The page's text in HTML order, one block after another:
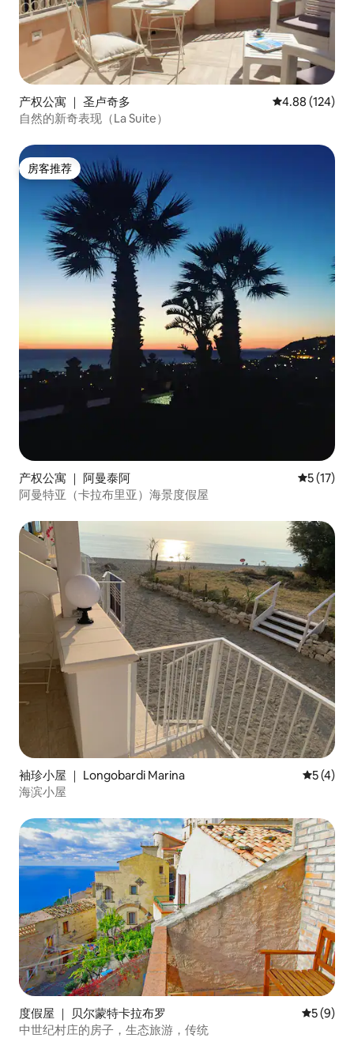
产权公寓 ｜ 圣卢奇多 平均评分 4.88
4.88 (124)
自然的新奇表现（La Suite）
房客推荐
房客推荐
产权公寓 ｜ 阿曼泰阿 平均评分
5 (17)
阿曼特亚（卡拉布里亚）海景度假屋
袖珍小屋 ｜ Longobardi Marina 平均评分
5 (4)
海滨小屋
度假屋 ｜ 贝尔蒙特卡拉布罗 平均评分
5 (9)
中世纪村庄的房子，生态旅游，传统